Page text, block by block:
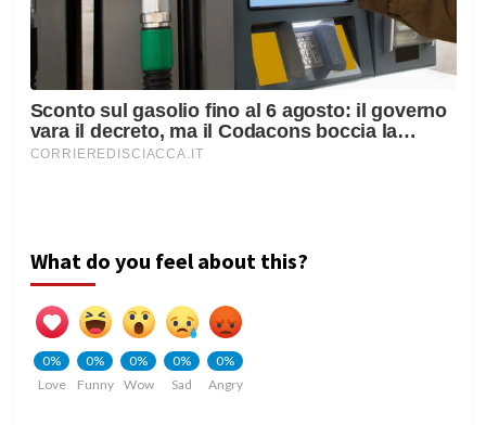
What do you feel about this?
0%
Love
0%
Funny
0%
Wow
0%
Sad
0%
Angry